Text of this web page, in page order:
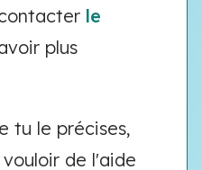
le
plus
tu le précises,
de l'aide